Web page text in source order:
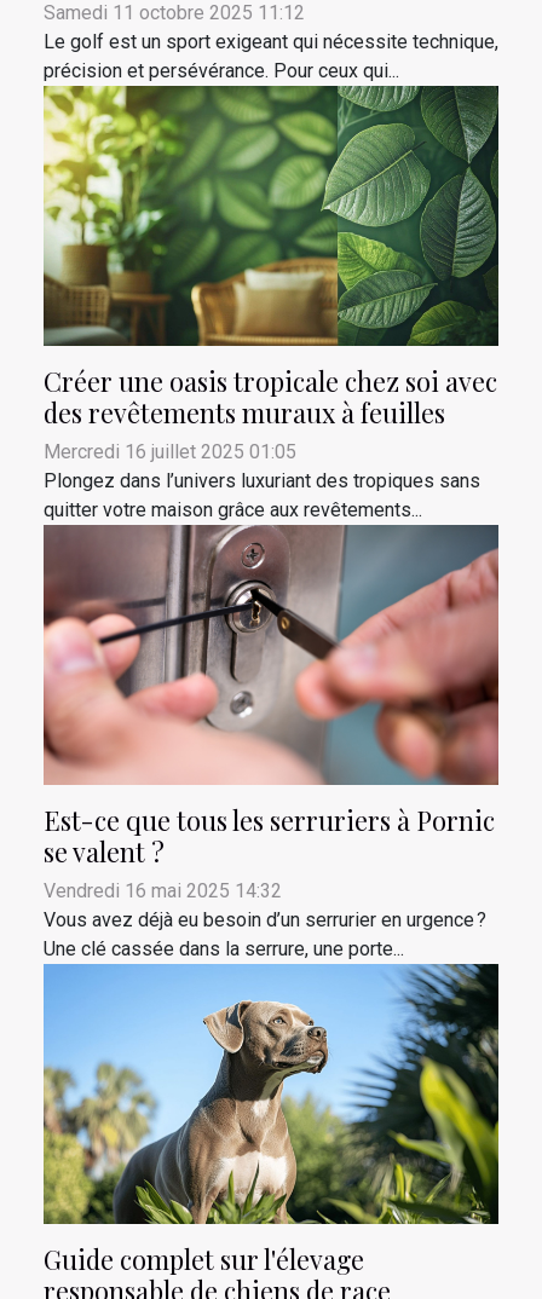
Samedi 11 octobre 2025 11:12
Le golf est un sport exigeant qui nécessite technique,
précision et persévérance. Pour ceux qui...
Créer une oasis tropicale chez soi avec
des revêtements muraux à feuilles
Mercredi 16 juillet 2025 01:05
Plongez dans l’univers luxuriant des tropiques sans
quitter votre maison grâce aux revêtements...
Est-ce que tous les serruriers à Pornic
se valent ?
Vendredi 16 mai 2025 14:32
Vous avez déjà eu besoin d’un serrurier en urgence ?
Une clé cassée dans la serrure, une porte...
Guide complet sur l'élevage
responsable de chiens de race